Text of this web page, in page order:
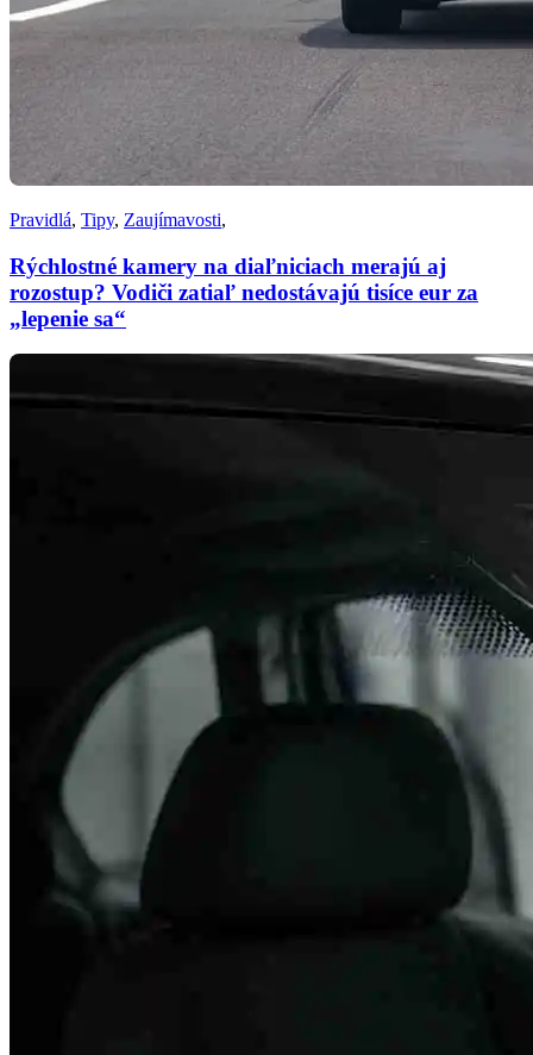
Pravidlá, Tipy, Zaujímavosti,
Rýchlostné kamery na diaľniciach merajú aj
rozostup? Vodiči zatiaľ nedostávajú tisíce eur za
„lepenie sa“